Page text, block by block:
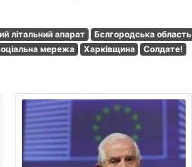
літальний апарат Бєлгородська область
мережа Харківщина Солдате!